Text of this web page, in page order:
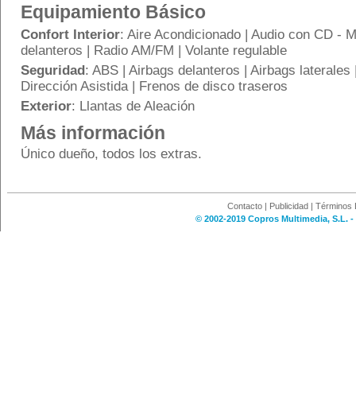
Equipamiento Básico
Confort Interior: Aire Acondicionado | Audio con CD -
delanteros | Radio AM/FM | Volante regulable
Seguridad: ABS | Airbags delanteros | Airbags
Dirección Asistida | Frenos de disco traseros
Exterior: Llantas de Aleación
Más información
Único dueño, todos los extras.
Contacto | Publicidad | Términos
© 2002-2019 Copros Multimedia, S.L.